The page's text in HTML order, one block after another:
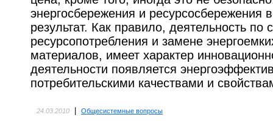
энергосбережения и ресурсосбережения
результат. Как правило, деятельность по
ресурсопотребления и замене
материалов, имеет характер
деятельности появляется
потребительскими качествами и
24.03.2010 | Общесистемные вопросы